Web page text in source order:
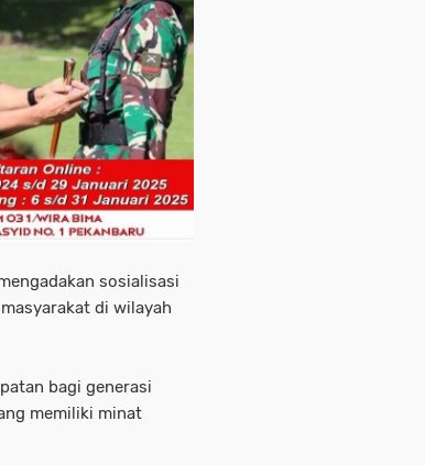
sosialisasi
di wilayah
bagi generasi
memiliki minat